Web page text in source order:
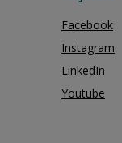
Facebook
Instagram
LinkedIn
Youtube